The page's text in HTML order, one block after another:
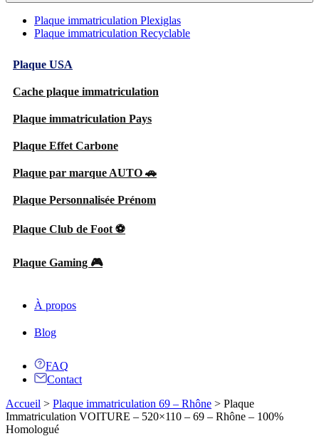
Plaque immatriculation Plexiglas
Plaque immatriculation Recyclable
Plaque USA
Cache plaque immatriculation
Plaque immatriculation Pays
Plaque Effet Carbone
Plaque par marque AUTO 🚗
Plaque Personnalisée Prénom
Plaque Club de Foot ⚽
Plaque Gaming 🎮
À propos
Blog
FAQ
Contact
Accueil > Plaque immatriculation 69 – Rhône > Plaque
Immatriculation VOITURE – 520×110 – 69 – Rhône – 100%
Homologué